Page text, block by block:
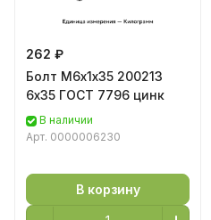
262 ₽
Болт М6х1х35 200213
6х35 ГОСТ 7796 цинк
В наличии
Арт. 0000006230
В корзину